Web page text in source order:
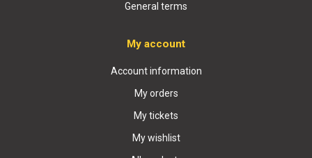
General terms
My account
Account information
My orders
My tickets
My wishlist